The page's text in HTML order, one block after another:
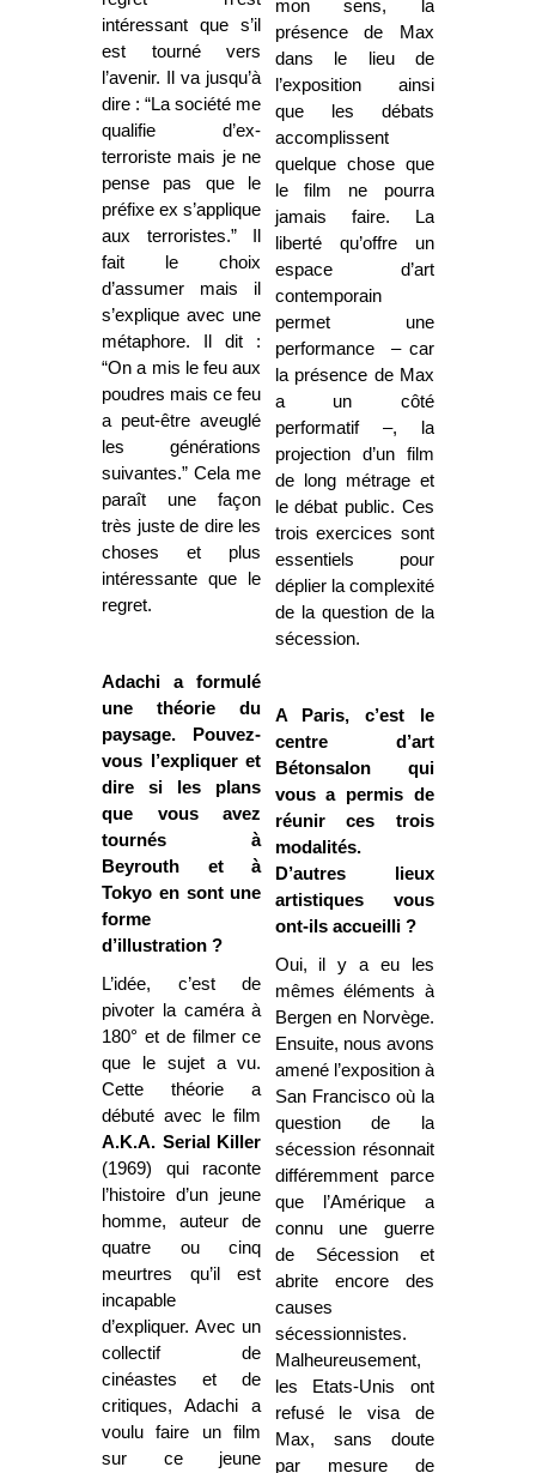
intéressant que s’il
est tourné vers
l’avenir. Il va jusqu’à
dire : “La société me
qualifie d’ex-
terroriste mais je ne
pense pas que le
préfixe ex s’applique
aux terroristes.” Il
fait le choix
d’assumer mais il
s’explique avec une
métaphore. Il dit :
“On a mis le feu aux
poudres mais ce feu
a peut-être aveuglé
les générations
suivantes.” Cela me
paraît une façon
très juste de dire les
choses et plus
intéressante que le
regret.
Adachi a formulé
une théorie du
paysage. Pouvez-
vous l’expliquer et
dire si les plans
que vous avez
tournés à
Beyrouth et à
Tokyo en sont une
forme
d’illustration ?
L’idée, c’est de
pivoter la caméra à
180° et de filmer ce
que le sujet a vu.
Cette théorie a
débuté avec le film
A.K.A. Serial Killer
(1969) qui raconte
l’histoire d’un jeune
homme, auteur de
quatre ou cinq
meurtres qu’il est
incapable
d’expliquer. Avec un
collectif de
cinéastes et de
critiques, Adachi a
voulu faire un film
sur ce jeune
mon sens, la
présence de Max
dans le lieu de
l’exposition ainsi
que les débats
accomplissent
quelque chose que
le film ne pourra
jamais faire. La
liberté qu’offre un
espace d’art
contemporain
permet une
performance – car
la présence de Max
a un côté
performatif –, la
projection d’un film
de long métrage et
le débat public. Ces
trois exercices sont
essentiels pour
déplier la complexité
de la question de la
sécession.
A Paris, c’est le
centre d’art
Bétonsalon qui
vous a permis de
réunir ces trois
modalités.
D’autres lieux
artistiques vous
ont-ils accueilli ?
Oui, il y a eu les
mêmes éléments à
Bergen en Norvège.
Ensuite, nous avons
amené l’exposition à
San Francisco où la
question de la
sécession résonnait
différemment parce
que l’Amérique a
connu une guerre
de Sécession et
abrite encore des
causes
sécessionnistes.
Malheureusement,
les Etats-Unis ont
refusé le visa de
Max, sans doute
par mesure de